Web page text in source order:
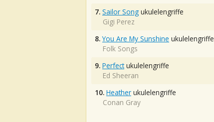
7. Sailor Song ukulelengriffe
Gigi Perez
8. You Are My Sunshine ukulelengriffe
Folk Songs
9. Perfectukulelengriffe
Ed Sheeran
10. Heather ukulelengriffe
Conan Gray